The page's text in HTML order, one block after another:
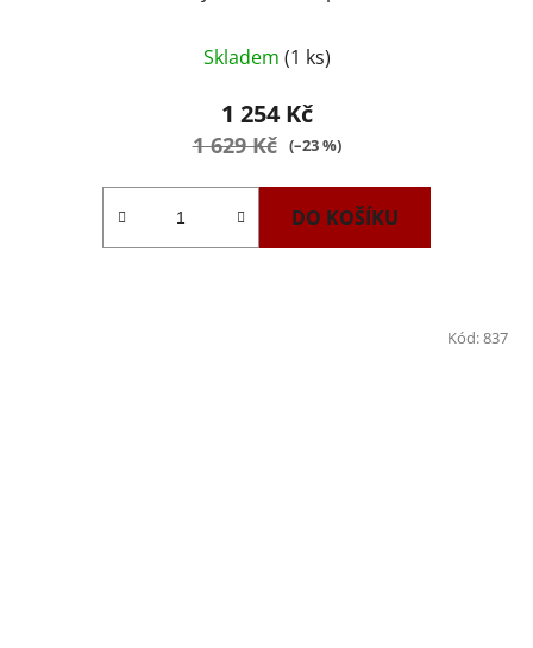
Skladem (1 ks)
1 254 Kč
1 629 Kč (–23 %)
DO KOŠÍKU
Kód:837